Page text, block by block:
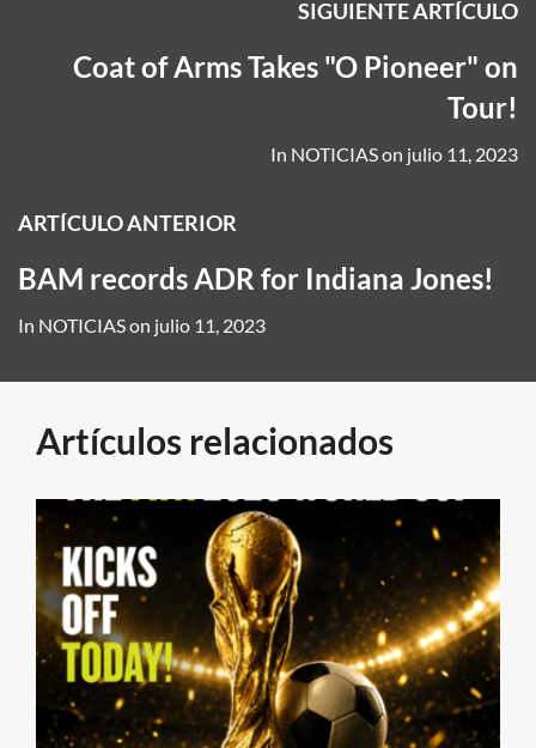
SIGUIENTE ARTÍCULO
Coat of Arms Takes "O Pioneer" on
Tour!
In NOTICIASon julio 11, 2023
ARTÍCULO ANTERIOR
BAM records ADR for Indiana Jones!
In NOTICIASon julio 11, 2023
Artículos relacionados